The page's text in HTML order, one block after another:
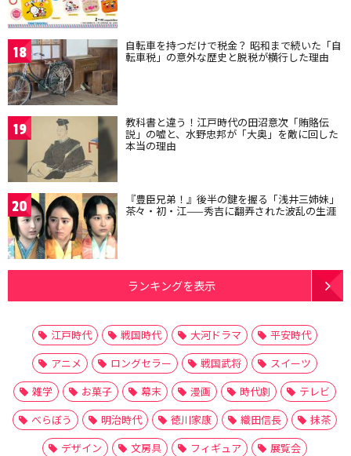
18 自転車を持つだけで税金？ 昭和まで続いた「自
転車税」の意外な歴史と脱税が横行した理由
19 教科書と違う！江戸時代の田沼意次「賄賂伝
説」の嘘と、水野忠邦が「大奥」を敵に回した
本当の理由
20 『豊臣兄弟！』後半の鍵を握る「浅井三姉妹」
茶々・初・江——秀吉に翻弄された波乱の生涯
ランキングを表示
江戸時代 戦国時代 大河ドラマ
平安時代
アニメ
ロングセラー 戦国武将
スイーツ
雑学
お菓子 幕末 漫画 時代劇
テレビ
べらぼう
明治時代 徳川家康 織田信長
抹茶
デザイン
文房具 フィギュア
展覧会